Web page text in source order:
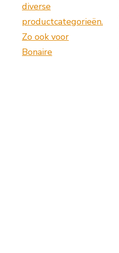
diverse
productcategorieën.
Zo ook voor
Bonaire